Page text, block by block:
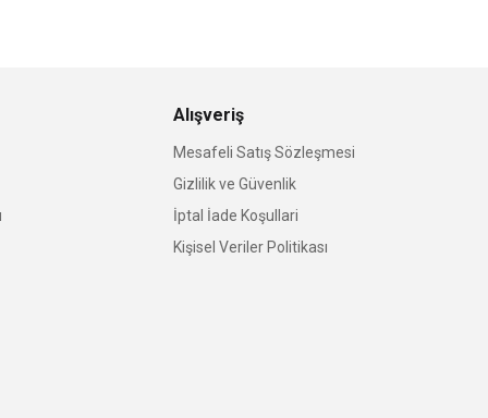
Alışveriş
Mesafeli Satış Sözleşmesi
Gizlilik ve Güvenlik
İptal İade Koşullari
Kişisel Veriler Politikası